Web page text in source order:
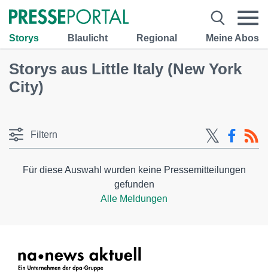
Storys Blaulicht Regional Meine Abos
Storys aus Little Italy (New York
City)
Filtern
Für diese Auswahl wurden keine Pressemitteilungen
gefunden
Alle Meldungen